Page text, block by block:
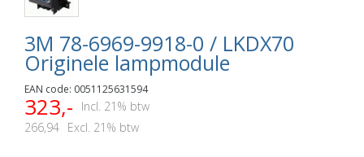
3M 78-6969-9918-0 / LKDX70
Originele lampmodule
EAN code: 0051125631594
323,-
Incl. 21% btw
266,94 Excl. 21% btw